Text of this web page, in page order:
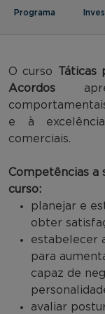
Programa
O curso
Acordos
e à
comerciais.
Competências a
curso:
planejar e
obter
estabelecer
para
capaz de
avaliar